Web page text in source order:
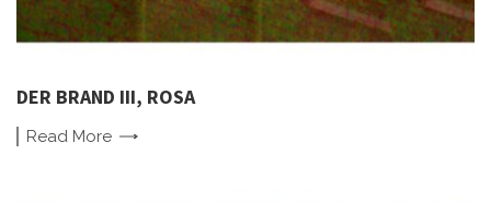
DER BRAND III, ROSA
Read More